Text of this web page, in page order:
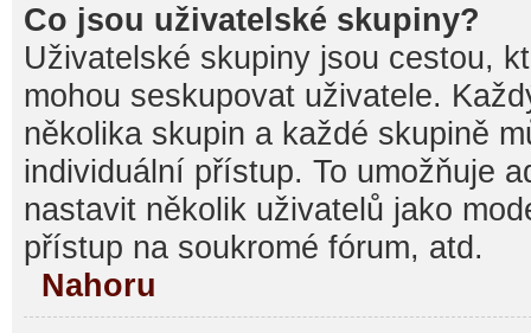
Co jsou uživatelské skupiny?
Uživatelské skupiny jsou cestou,
mohou seskupovat uživatele.
několika skupin a každé skupině
individuální přístup. To umožňuje
nastavit několik uživatelů jako
přístup na soukromé fórum, atd.
Nahoru